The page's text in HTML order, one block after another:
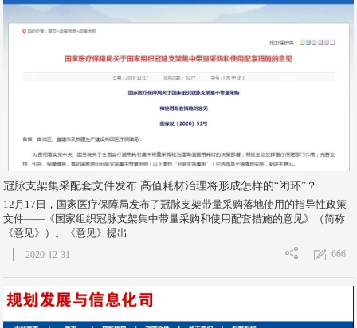
冠脉支架集采配套文件发布 高值耗材治理将形成怎样的“闭环”？​
12月17日，国家医疗保障局发布了冠脉支架带量采购落地使用的指导性政策
文件——《国家组织冠脉支架集中带量采购和使用配套措施的意见》（简称
《意见》）。《意见》提出...
666
2020-12-31